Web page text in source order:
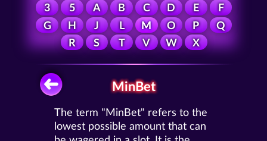
3 5 A B C D E
F
G
H J L M O P
Q
R
S T V W X
MinBet
The term "MinBet" refers to the
lowest possible amount that can